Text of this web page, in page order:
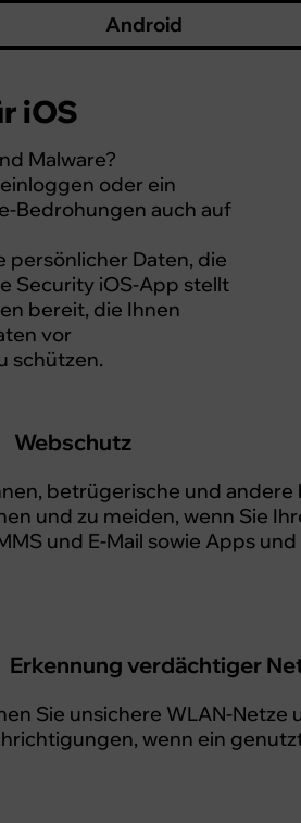
Android
iOS
Malware?
oder ein
Bedrohungen auch auf
persönlicher Daten, die
Security iOS-App stellt
bereit, die Ihnen
vor
schützen.
Webschutz
betrügerische und andere
und zu meiden, wenn Sie
und E-Mail sowie Apps
Erkennung verdächtiger
Sie unsichere WLAN-Netze
wenn ein